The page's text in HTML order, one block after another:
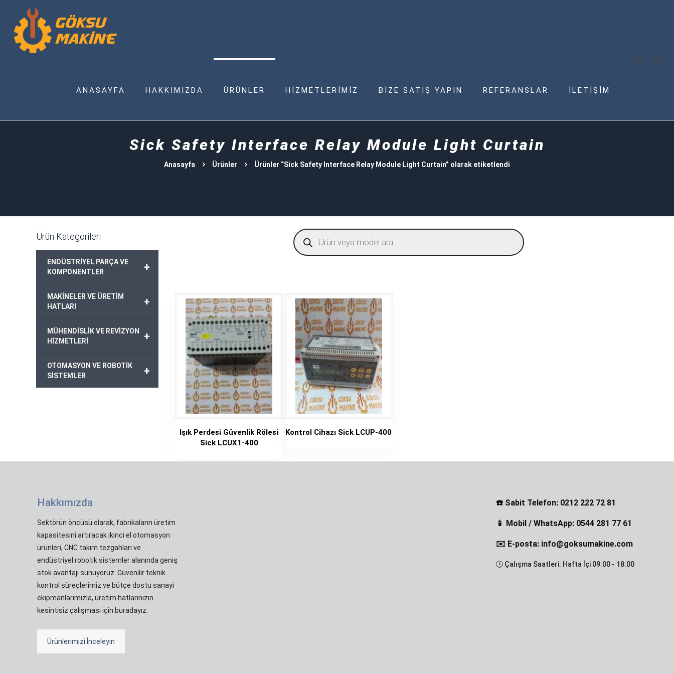
ANASAYFA HAKKIMIZDA ÜRÜNLER HİZMETLERİMİZ BİZE SATIŞ YAPIN REFERANSLAR İLETİŞİM
Sick Safety Interface Relay Module Light Curtain
Anasayfa Ürünler Ürünler “Sick Safety Interface Relay Module Light Curtain” olarak etiketlendi
Products
search
Işık Perdesi Güvenlik Rölesi
Sick LCUX1-400
Kontrol Cihazı Sick LCUP-400
Ürün Kategorileri
+
ENDÜSTRİYEL PARÇA VE
KOMPONENTLER
+
MAKİNELER VE ÜRETİM
HATLARI
+
MÜHENDİSLİK VE REVİZYON
HİZMETLERİ
+
OTOMASYON VE ROBOTİK
SİSTEMLER
Hakkımızda
Sektörün öncüsü olarak, fabrikaların üretim
kapasitesini artıracak ikinci el otomasyon
ürünleri, CNC takım tezgahları ve
endüstriyel robotik sistemler alanında geniş
stok avantajı sunuyoruz. Güvenilir teknik
kontrol süreçlerimiz ve bütçe dostu sanayi
ekipmanlarımızla, üretim hatlarınızın
kesintisiz çalışması için buradayız.
Ürünlerimizi İnceleyin
☎️ Sabit Telefon: 0212 222 72 81
📱 Mobil / WhatsApp: 0544 281 77 61
✉️ E-posta: info@goksumakine.com
🕒 Çalışma Saatleri: Hafta İçi 09:00 - 18:00